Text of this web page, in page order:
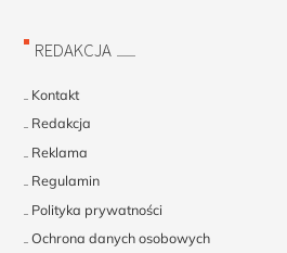
REDAKCJA
Kontakt
Redakcja
Reklama
Regulamin
Polityka prywatności
Ochrona danych osobowych